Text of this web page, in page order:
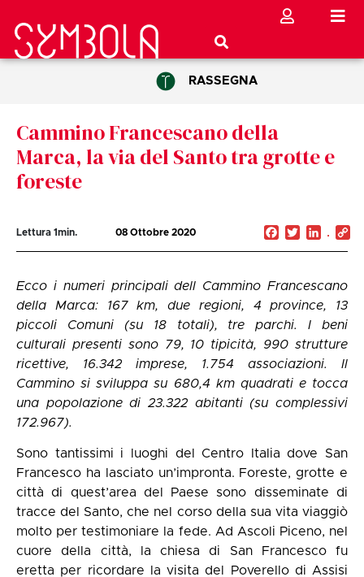
RASSEGNA
Cammino Francescano della
Marca, la via del Santo tra grotte e
foreste
Lettura 1min. 08 Ottobre 2020 Facebook
Twitter
Ecco i numeri principali dell Cammino Francescano
della Marca: 167 km, due regioni, 4 province, 13
piccoli Comuni (su 18 totali), tre parchi. I beni
culturali presenti sono 79, 10 tipicità, 990 strutture
ricettive, 16.342 imprese, 1.754 associazioni. Il
Cammino si sviluppa su 680,4 km quadrati e tocca
una popolazione di 23.322 abitanti (su complessivi
172.967).
Sono tantissimi i luoghi del Centro Italia dove San
Francesco ha lasciato un’impronta. Foreste, grotte e
città di quest’area del Paese sono disseminate di
tracce del Santo, che nel corso della sua vita viaggiò
molto per testimoniare la fede. Ad Ascoli Piceno, nel
cuore della città, la chiesa di San Francesco fu
eretta per ricordare la visita del Poverello di Assisi